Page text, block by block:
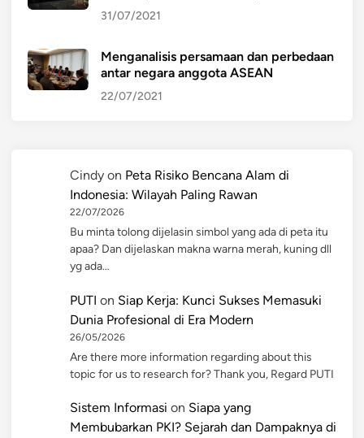
31/07/2021
Menganalisis persamaan dan perbedaan
antar negara anggota ASEAN
22/07/2021
Cindy on Peta Risiko Bencana Alam di
Indonesia: Wilayah Paling Rawan
22/07/2026
Bu minta tolong dijelasin simbol yang ada di peta itu
apaa? Dan dijelaskan makna warna merah, kuning dll
yg ada…
PUTI on Siap Kerja: Kunci Sukses Memasuki
Dunia Profesional di Era Modern
26/05/2026
Are there more information regarding about this
topic for us to research for? Thank you, Regard PUTI
Sistem Informasi on Siapa yang
Membubarkan PKI? Sejarah dan Dampaknya di